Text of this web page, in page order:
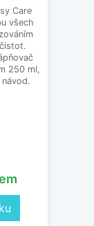
Care
všech
250 ml,